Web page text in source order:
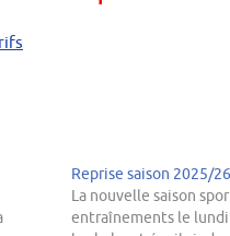
Reprise saison 2025/26
La nouvelle saison
entraînements le